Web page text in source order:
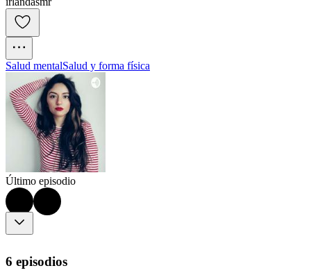
Salud mentalSalud y forma física
Último episodio
6 episodios